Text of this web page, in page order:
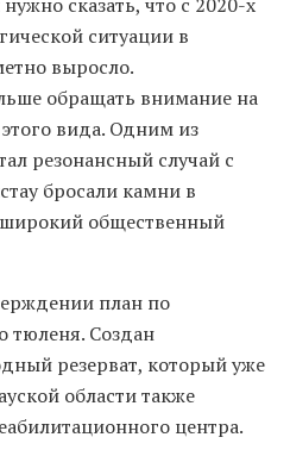
ситуации в
выросло.
обращать внимание на
вида. Одним из
резонансный случай с
бросали камни в
общественный
план по
тюленя. Создан
резерват, который уже
области также
центра.